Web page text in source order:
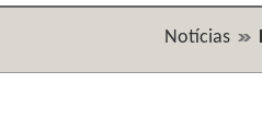
Notícias